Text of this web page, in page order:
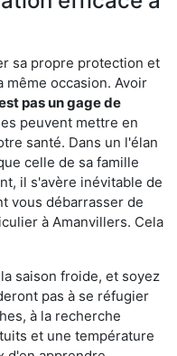
sa propre protection et
occasion. Avoir
pas un gage de
peuvent mettre en
santé. Dans un l'élan
celle de sa famille
il s'avère inévitable de
vous débarrasser de
à Amanvillers. Cela
saison froide, et soyez
pas à se réfugier
à la recherche
et une température